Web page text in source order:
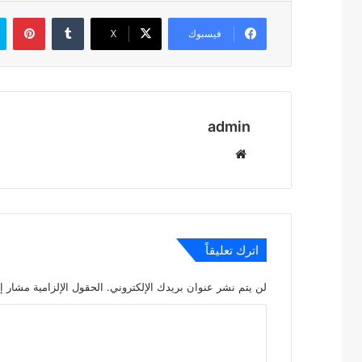
فيسبوك ‫X
admin
اترك تعليقاً
لن يتم نشر عنوان بريدك الإلكتروني. الحقول الإلزامية مشار